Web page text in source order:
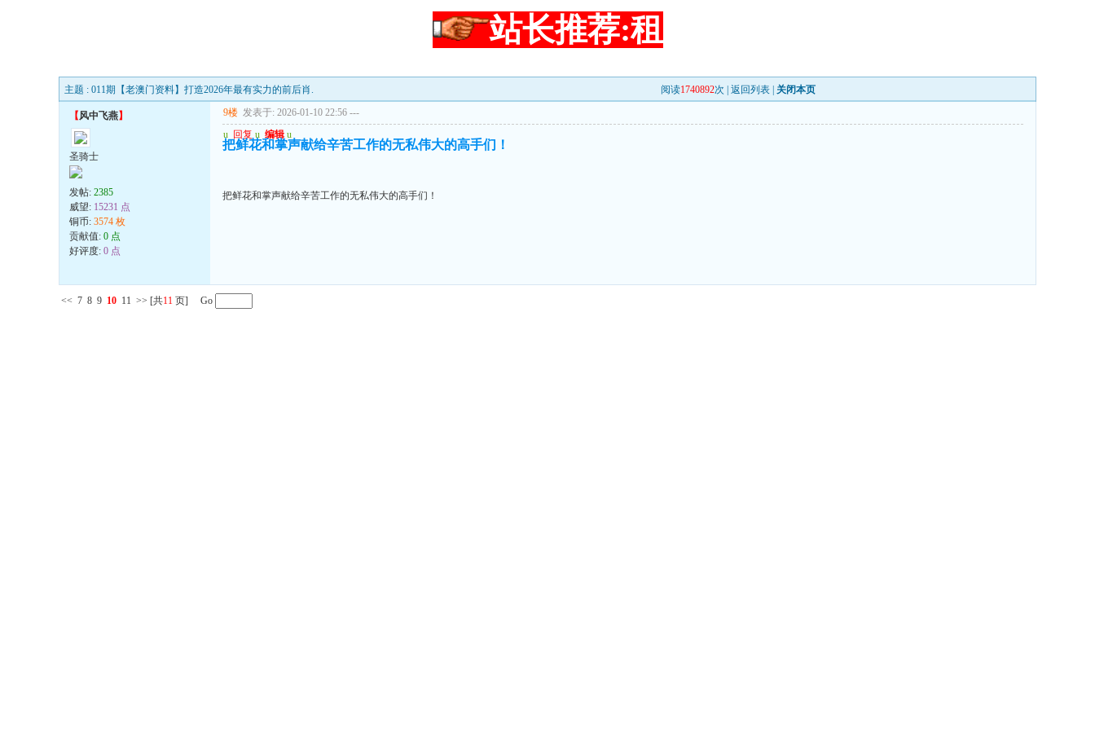
站长推荐:租
主题 : 011期【老澳门资料】打造2026年最有实力的前后肖. 阅读1740892次 | 返回列表 关闭本页
【风中飞燕】
圣骑士
发帖: 2385
威望: 15231 点
铜币: 3574 枚
贡献值: 0 点
好评度: 0 点
9楼 发表于: 2026-01-10 22:56 ---
u 回复 u 编辑 u
把鲜花和掌声献给辛苦工作的无私伟大的高手们！
把鲜花和掌声献给辛苦工作的无私伟大的高手们！
<< 7 8 9 10 11 >> [共11 页] Go